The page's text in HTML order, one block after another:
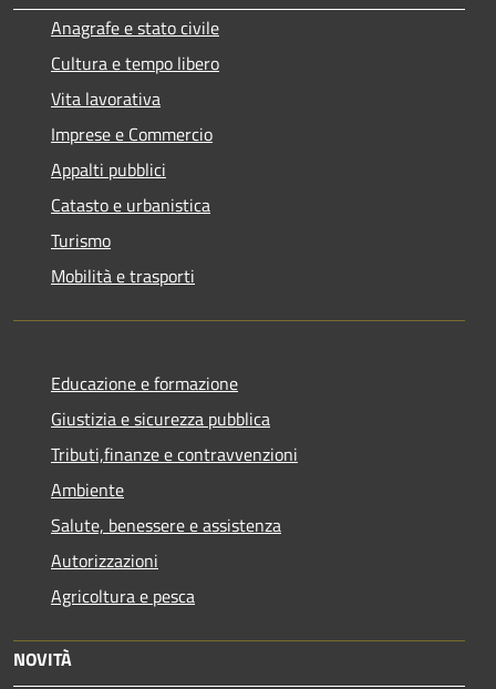
Anagrafe e stato civile
Cultura e tempo libero
Vita lavorativa
Imprese e Commercio
Appalti pubblici
Catasto e urbanistica
Turismo
Mobilità e trasporti
Educazione e formazione
Giustizia e sicurezza pubblica
Tributi,finanze e contravvenzioni
Ambiente
Salute, benessere e assistenza
Autorizzazioni
Agricoltura e pesca
NOVITÀ